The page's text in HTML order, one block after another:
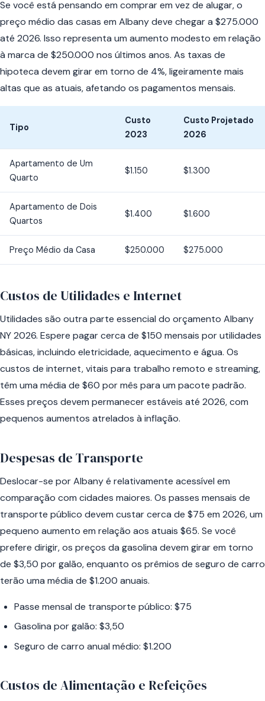
Se você está pensando em comprar em vez de alugar, o
preço médio das casas em Albany deve chegar a $275.000
até 2026. Isso representa um aumento modesto em relação
à marca de $250.000 nos últimos anos. As taxas de
hipoteca devem girar em torno de 4%, ligeiramente mais
altas que as atuais, afetando os pagamentos mensais.
Tipo
Custo
2023
Custo Projetado
2026
Apartamento de Um
Quarto
$1.150 $1.300
Apartamento de Dois
Quartos
$1.400 $1.600
Preço Médio da Casa $250.000 $275.000
Custos de Utilidades e Internet
Utilidades são outra parte essencial do orçamento Albany
NY 2026. Espere pagar cerca de $150 mensais por utilidades
básicas, incluindo eletricidade, aquecimento e água. Os
custos de internet, vitais para trabalho remoto e streaming,
têm uma média de $60 por mês para um pacote padrão.
Esses preços devem permanecer estáveis até 2026, com
pequenos aumentos atrelados à inflação.
Despesas de Transporte
Deslocar-se por Albany é relativamente acessível em
comparação com cidades maiores. Os passes mensais de
transporte público devem custar cerca de $75 em 2026, um
pequeno aumento em relação aos atuais $65. Se você
prefere dirigir, os preços da gasolina devem girar em torno
de $3,50 por galão, enquanto os prêmios de seguro de carro
terão uma média de $1.200 anuais.
Passe mensal de transporte público: $75
Gasolina por galão: $3,50
Seguro de carro anual médio: $1.200
Custos de Alimentação e Refeições